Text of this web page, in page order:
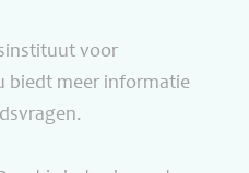
voor
biedt meer informatie